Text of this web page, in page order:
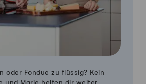
oder Fondue zu flüssig? Kein